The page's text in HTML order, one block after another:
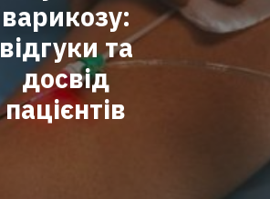
варикозу:
відгуки та
досвід
пацієнтів